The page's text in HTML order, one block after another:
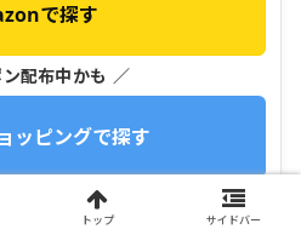
で探す
配布中かも ／
ッピングで探す
で掘り出し物 ／
トップ サイドバー